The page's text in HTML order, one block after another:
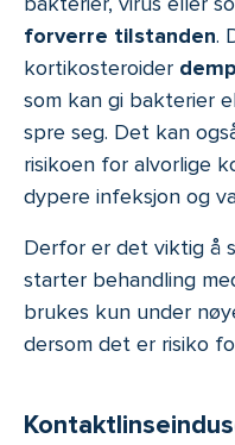
forverre tilstanden.
kortikosteroider
som kan gi bakterier
spre seg. Det kan
risikoen for alvorlige
dypere infeksjon og
Derfor er det viktig å
starter behandling
brukes kun under
dersom det er risiko